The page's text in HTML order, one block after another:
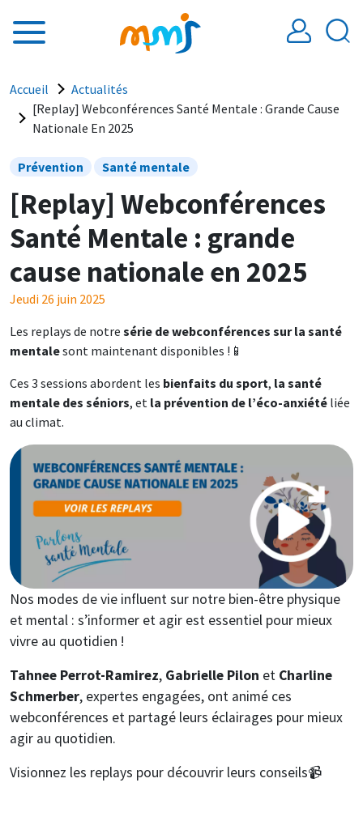
Fil d'Ariane
Accueil
Actualités
[Replay] Webconférences Santé Mentale : Grande Cause
Nationale En 2025
Prévention Santé mentale
[Replay] Webconférences
Santé Mentale : grande
cause nationale en 2025
Jeudi 26 juin 2025
Les replays de notre série de webconférences sur la santé
mentalesont maintenant disponibles !📱
Ces 3 sessions abordent les bienfaits du sport, la santé
mentale des séniors, et la prévention de l’éco-anxiété liée
au climat.
Image
Nos modes de vie influent sur notre bien-être physique
et mental : s’informer et agir est essentiel pour mieux
vivre au quotidien !
Tahnee Perrot-Ramirez, Gabrielle Pilon et Charline
Schmerber, expertes engagées, ont animé ces
webconférences et partagé leurs éclairages pour mieux
agir au quotidien.
Visionnez les replays pour découvrir leurs conseils📹